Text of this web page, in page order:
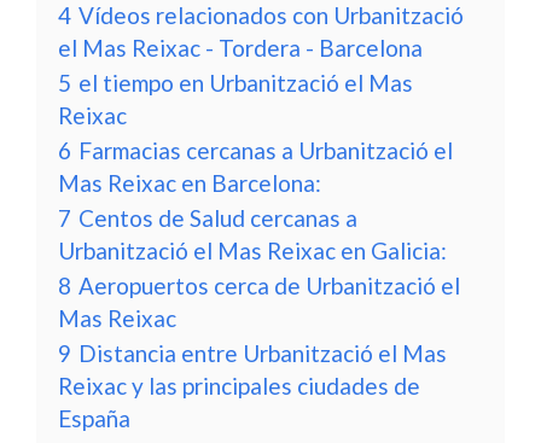
4 Vídeos relacionados con Urbanització
el Mas Reixac - Tordera - Barcelona
5 el tiempo en Urbanització el Mas
Reixac
6 Farmacias cercanas a Urbanització el
Mas Reixac en Barcelona:
7 Centos de Salud cercanas a
Urbanització el Mas Reixac en Galicia:
8 Aeropuertos cerca de Urbanització el
Mas Reixac
9 Distancia entre Urbanització el Mas
Reixac y las principales ciudades de
España